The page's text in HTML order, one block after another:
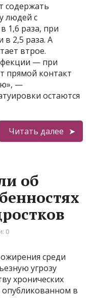
содержать
людей с
1,6 раза, при
2,5 раза. А
втрое.
— при
прямой контакт
—
остаются
Читать далее
об
0
среди
угрозу
хронических
опубликованном в